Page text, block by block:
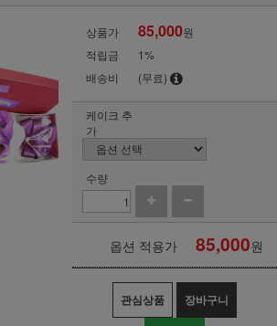
상품가 85,000원
적립금
1%
배송비
(무료)
케이크 추
가
수량
옵션 적용가 85,000원
관심상품 장바구니